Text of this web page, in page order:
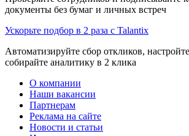
документы без бумаг и личных встреч
Ускорьте подбор в 2 раза с Talantix
Автоматизируйте сбор откликов,
собирайте аналитику в 2 клика
О компании
Наши вакансии
Партнерам
Реклама на сайте
Новости и статьи